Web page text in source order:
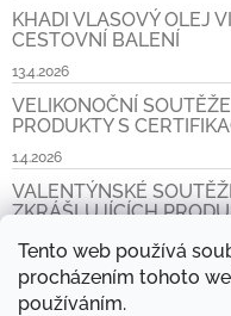
Tento web používá
procházením tohoto
používáním.
KHADI VLASOVÝ OLEJ
CESTOVNÍ BALENÍ
13.4.2026
VELIKONOČNÍ
PRODUKTY S
1.4.2026
VALENTÝNSKÉ
ZKRÁŠLUJÍCÍCH
6.2.2026
Archiv